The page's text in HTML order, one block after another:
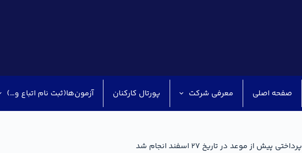
صفحه اصلی معرفی شرکت پورتال کارکنان آزمون‌ها(ثبت نام اتباع و…)
پرداختی پیش از موعد در تاریخ ۲۷ اسفند انجام شد